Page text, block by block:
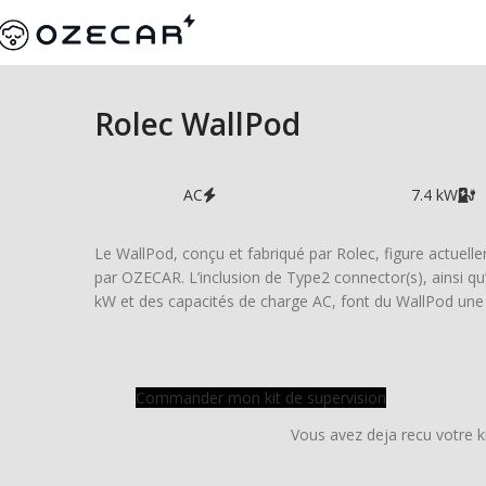
Rolec WallPod
AC 7.4 kW
Le WallPod, conçu et fabriqué par Rolec, figure
par OZECAR. L’inclusion de Type2 connector(s), ainsi
kW et des capacités de charge AC, font du WallPod
Commander mon kit de supervision
Vous avez deja recu votre